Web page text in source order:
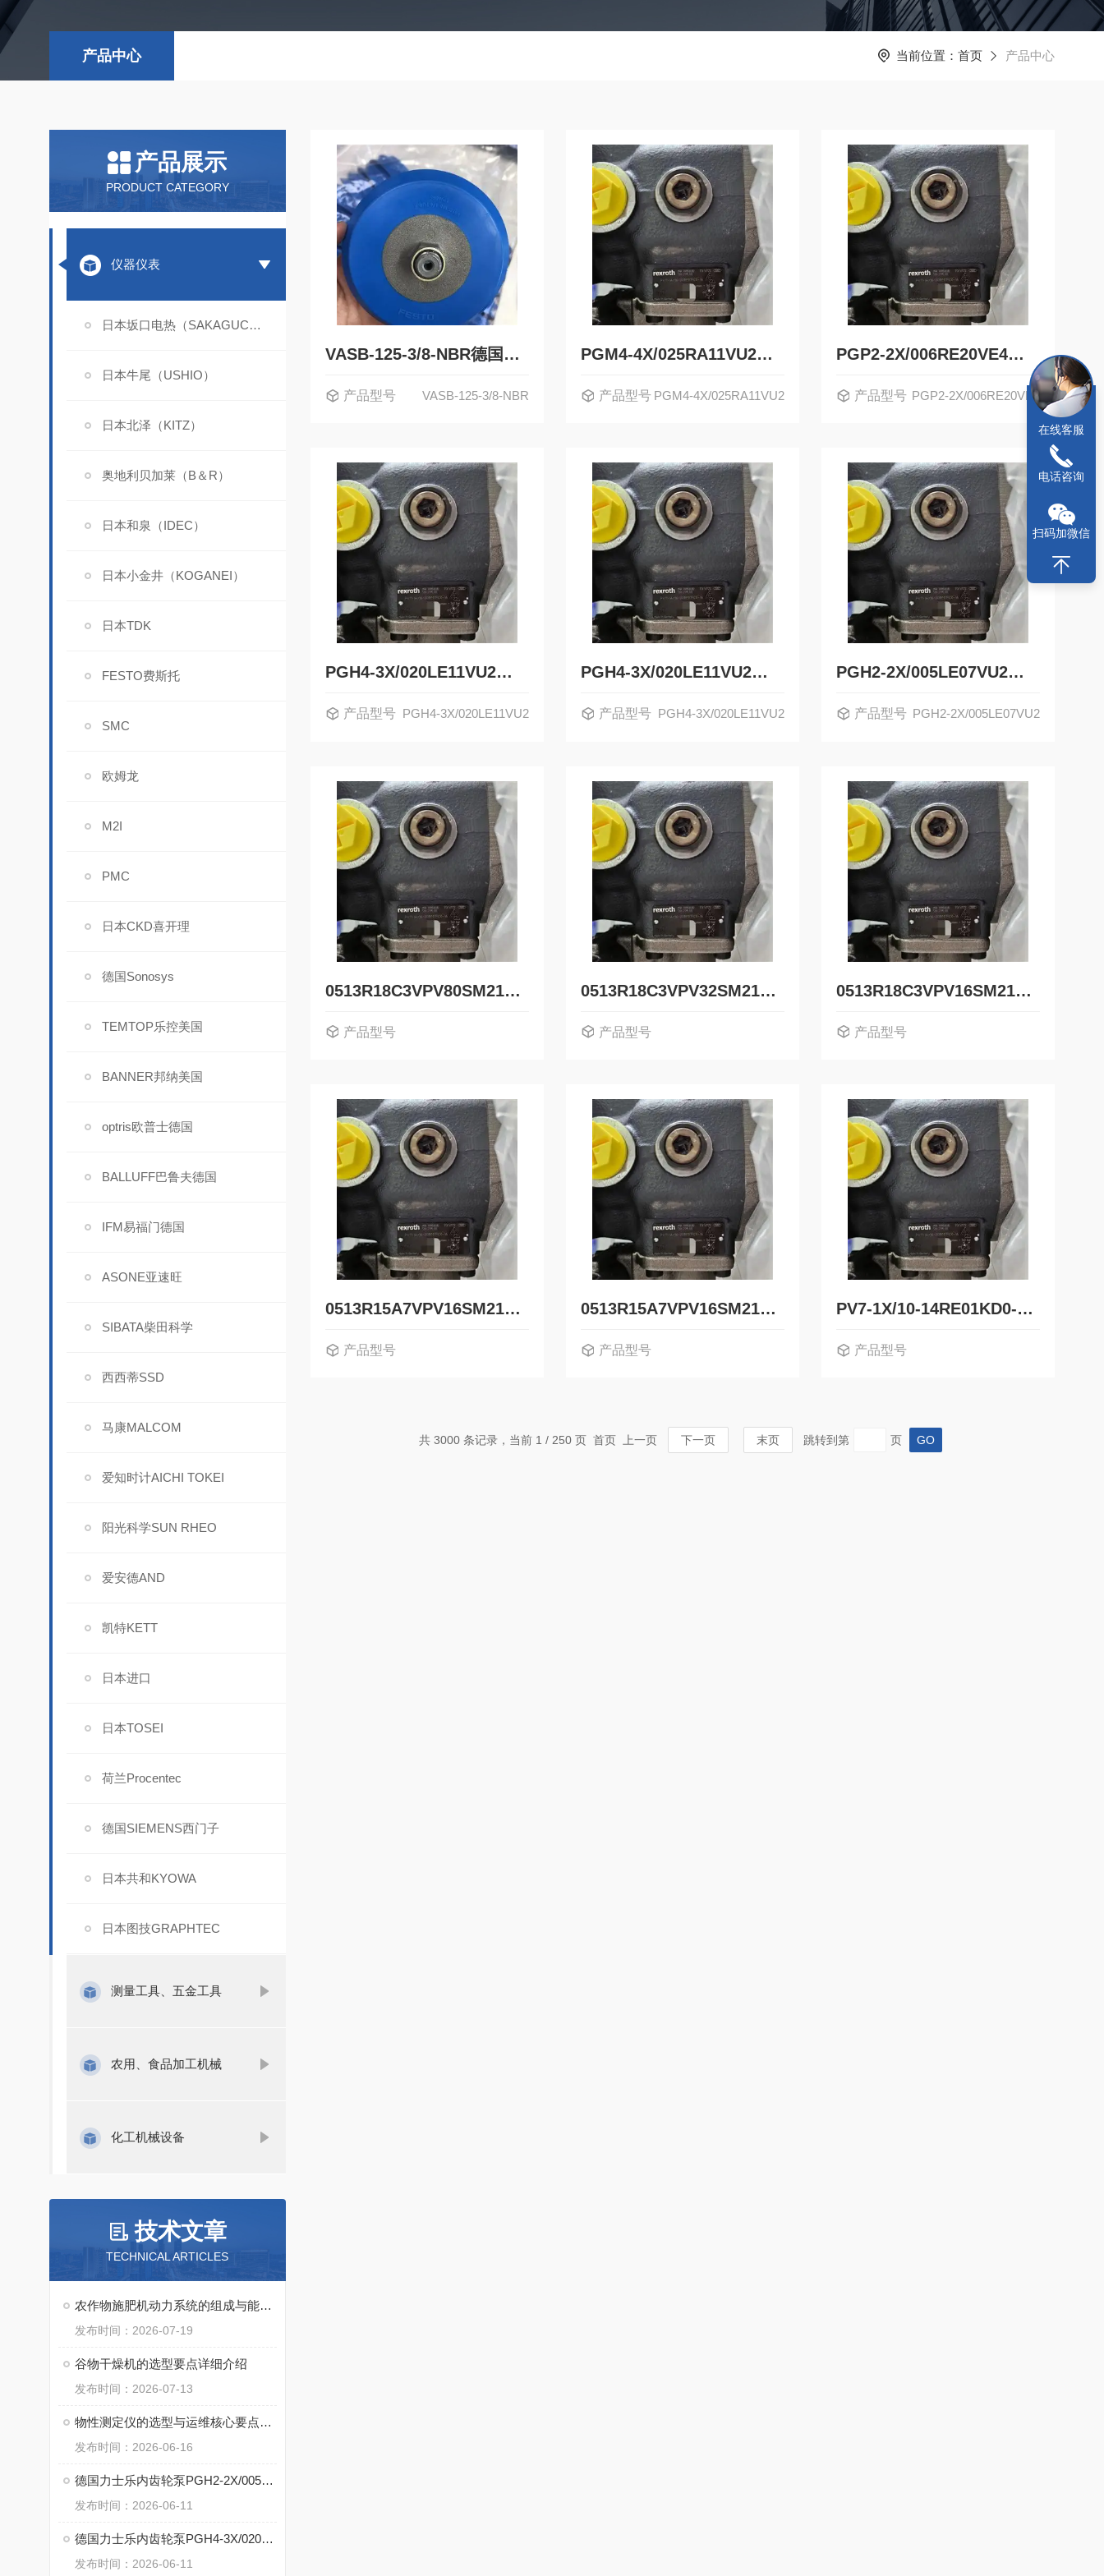
产品中心 当前位置： 首页 产品中心
产品展示
PRODUCT CATEGORY
仪器仪表
日本坂口电热（SAKAGUCHI）
日本牛尾（USHIO）
日本北泽（KITZ）
奥地利贝加莱（B＆R）
日本和泉（IDEC）
日本小金井（KOGANEI）
日本TDK
FESTO费斯托
SMC
欧姆龙
M2I
PMC
日本CKD喜开理
德国Sonosys
TEMTOP乐控美国
BANNER邦纳美国
optris欧普士德国
BALLUFF巴鲁夫德国
IFM易福门德国
ASONE亚速旺
SIBATA柴田科学
西西蒂SSD
马康MALCOM
爱知时计AICHI TOKEI
阳光科学SUN RHEO
爱安德AND
凯特KETT
日本进口
日本TOSEI
荷兰Procentec
德国SIEMENS西门子
日本共和KYOWA
日本图技GRAPHTEC
测量工具、五金工具
农用、食品加工机械
化工机械设备
技术文章
TECHNICAL ARTICLES
农作物施肥机动力系统的组成与能量传递方式
发布时间：2026-07-19
谷物干燥机的选型要点详细介绍
发布时间：2026-07-13
物性测定仪的选型与运维核心要点介绍
发布时间：2026-06-16
德国力士乐内齿轮泵PGH2-2X/005LE07VU2的核心特点
发布时间：2026-06-11
德国力士乐内齿轮泵PGH4-3X/020LE11VU2的核心技术
发布时间：2026-06-11
VASB-125-3/8-NBR德国FESTO费斯托真空吸盘VASB
产品型号 VASB-125-3/8-NBR
PGM4-4X/025RA11VU2德国力士乐Rexroth内齿轮泵R901363096
产品型号 PGM4-4X/025RA11VU2
PGP2-2X/006RE20VE4德国力士乐Rexroth内齿轮泵R900932129
产品型号 PGP2-2X/006RE20VE4
PGH4-3X/020LE11VU2德国力士乐Rexroth内齿轮泵R900932183
产品型号 PGH4-3X/020LE11VU2
PGH4-3X/020LE11VU2德国力士乐Rexroth内齿轮泵R901283006
产品型号 PGH4-3X/020LE11VU2
PGH2-2X/005LE07VU2德国力士乐Rexroth内齿轮泵R900703725
产品型号 PGH2-2X/005LE07VU2
0513R18C3VPV80SM21HYB05德国力士乐Rexroth液压叶片泵0513800248
产品型号
0513R18C3VPV32SM21HYB04P1德国力士乐Rexroth液压叶片泵0513500254
产品型号
0513R18C3VPV16SM21FZB03德国力士乐Rexroth液压叶片泵0513300202
产品型号
0513R15A7VPV16SM21HZ德国力士乐Rexroth液压叶片泵0513300405
产品型号
0513R15A7VPV16SM21FY德国力士乐Rexroth液压叶片泵0513300403
产品型号
PV7-1X/10-14RE01KD0-16德国力士乐Rexroth液压叶片泵R900729468
产品型号
共 3000 条记录，当前 1 / 250 页 首页 上一页 下一页 末页 跳转到第 页
在线客服
电话咨询
扫码加微信